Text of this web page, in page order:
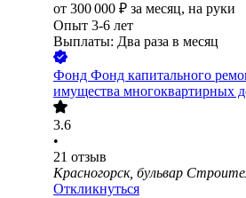
от 300 000 ₽ за месяц, на руки
Опыт 3-6 лет
Выплаты: Два раза в месяц
Фонд Фонд капитального
имущества многоквартирных
3.6
•
21 отзыв
Красногорск, бульвар
Откликнуться